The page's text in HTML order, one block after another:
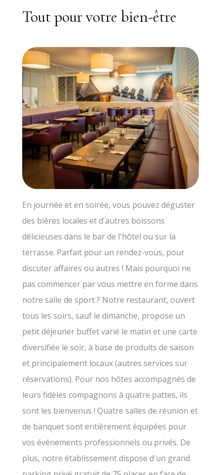
Tout pour votre bien-être
En journée et en soirée, vous pouvez déguster
des bières locales et d'autres boissons
délicieuses dans le bar de l'hôtel ou sur la
terrasse. Parfait pour un rendez-vous, pour
discuter affaires ou autres ! Mais pourquoi ne
pas commencer par vous mettre en forme dans
notre salle de sport ? Notre restaurant, ouvert
tous les soirs, sauf le dimanche, propose un
petit déjeuner buffet varié le matin et une carte
diversifiée le soir, à base de produits de saison
et principalement locaux (autres services sur
réservations). Pour nos hôtes accompagnés de
leurs fidèles compagnons à quatre pattes, ils
sont les bienvenus ! Quatre salles de réunion et
de banquet sont entièrement équipées pour
vos événements professionnels ou privés. De
plus, notre établissement dispose d'un grand